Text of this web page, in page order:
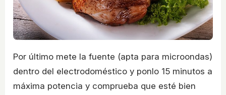
Por último mete la fuente (apta para microondas)
dentro del electrodoméstico y ponlo 15 minutos a
máxima potencia y comprueba que esté bien